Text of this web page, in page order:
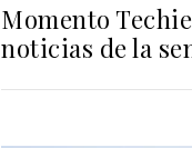
Momento
noticias de la